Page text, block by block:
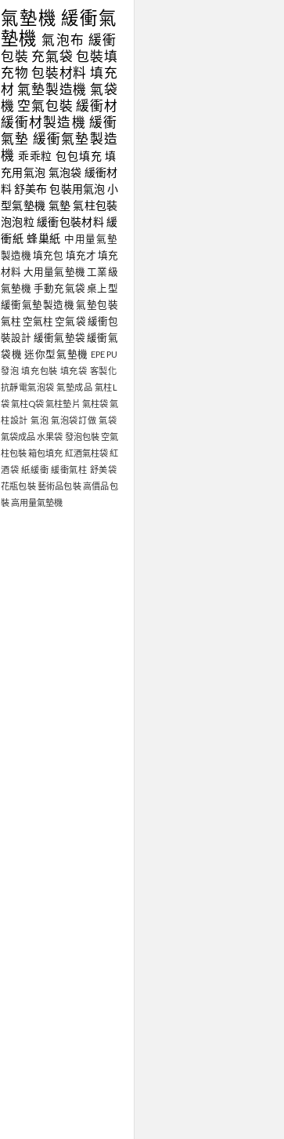
氣墊機 緩衝氣
墊機 氣泡布 緩衝
包裝 充氣袋 包裝填
充物 包裝材料 填充
材 氣墊製造機 氣袋
機 空氣包裝 緩衝材
緩衝材製造機 緩衝
氣墊 緩衝氣墊製造
機 乖乖粒 包包填充 填
充用氣泡 氣泡袋 緩衝材
料舒美布 包裝用氣泡 小
型氣墊機 氣墊 氣柱包裝
泡泡粒 緩衝包裝材料緩
衝紙 蜂巢紙 中用量氣墊
製造機 填充包 填充才 填充
材料 大用量氣墊機 工業級
氣墊機 手動充氣袋 桌上型
緩衝氣墊製造機 氣墊包裝
氣柱 空氣柱 空氣袋 緩衝包
裝設計 緩衝氣墊袋 緩衝氣
袋機 迷你型氣墊機 EPE PU
發泡 填充包裝 填充袋 客製化
抗靜電氣泡袋 氣墊成品 氣柱L
袋氣柱Q袋氣柱墊片 氣柱袋氣
柱設計 氣泡 氣泡袋訂做 氣袋
氣袋成品水果袋 發泡包裝空氣
柱包裝箱包填充 紅酒氣柱袋紅
酒袋 紙緩衝 緩衝氣柱 舒美袋
花瓶包裝藝術品包裝高價品包
裝高用量氣墊機